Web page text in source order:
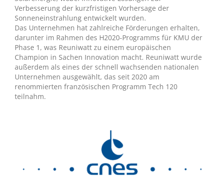
Verbesserung der kurzfristigen Vorhersage der
Sonneneinstrahlung entwickelt wurden.
Das Unternehmen hat zahlreiche Förderungen erhalten,
darunter im Rahmen des H2020-Programms für KMU der
Phase 1, was Reuniwatt zu einem europäischen
Champion in Sachen Innovation macht. Reuniwatt wurde
außerdem als eines der schnell wachsenden nationalen
Unternehmen ausgewählt, das seit 2020 am
renommierten französischen Programm Tech 120
teilnahm.